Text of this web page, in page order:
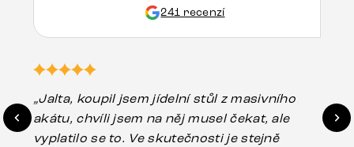
241 recenzí
„Jalta, koupil jsem jídelní stůl z masivního
akátu, chvíli jsem na něj musel čekat, ale
vyplatilo se to. Ve skutečnosti je stejně